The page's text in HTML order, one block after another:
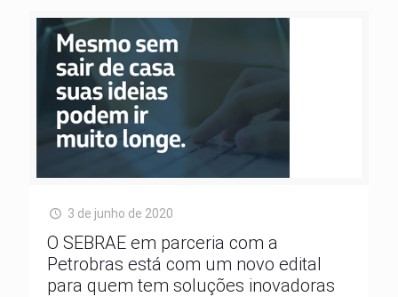
3 de junho de 2020
O SEBRAE em parceria com a
Petrobras está com um novo edital
para quem tem soluções inovadoras